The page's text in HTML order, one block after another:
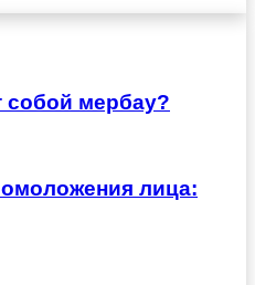
собой мербау?
лица: